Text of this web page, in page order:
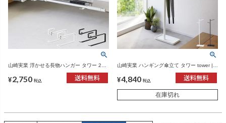
山崎実業 浮かせる長物ハンガー タワー 2個
組 tower | インテリア雑貨・タワーシリーズ
¥2,750 税込
山崎実業 ハンギング傘立て タワー tower |
インテリア雑貨・タワーシリーズ
¥4,840 税込
在庫切れ